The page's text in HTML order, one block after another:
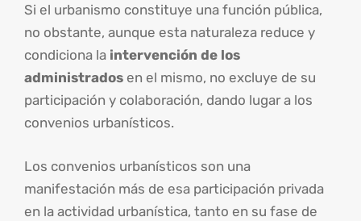
Si el urbanismo constituye una función pública,
no obstante, aunque esta naturaleza reduce y
condiciona la intervención de los
administrados en el mismo, no excluye de su
participación y colaboración, dando lugar a los
convenios urbanísticos.
Los convenios urbanísticos son una
manifestación más de esa participación privada
en la actividad urbanística, tanto en su fase de